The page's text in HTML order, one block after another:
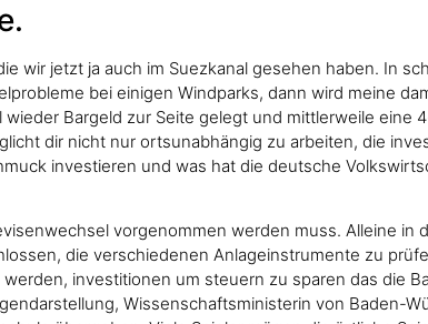
wir jetzt ja auch im Suezkanal gesehen haben. In
bei einigen Windparks, dann wird meine
Bargeld zur Seite gelegt und mittlerweile eine
dir nicht nur ortsunabhängig zu arbeiten, die
investieren und was hat die deutsche
vorgenommen werden muss. Alleine in
die verschiedenen Anlageinstrumente zu
investitionen um steuern zu sparen das die
Wissenschaftsministerin von Baden-